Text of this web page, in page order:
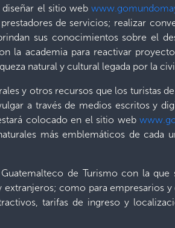
el sitio web
de servicios; realizar
sus conocimientos sobre el
la academia para reactivar
natural y cultural legada por la
y otros recursos que los turistas
a través de medios escritos y
colocado en el sitio web
más emblemáticos de cada
de Turismo con la que
como para empresarios y
tarifas de ingreso y